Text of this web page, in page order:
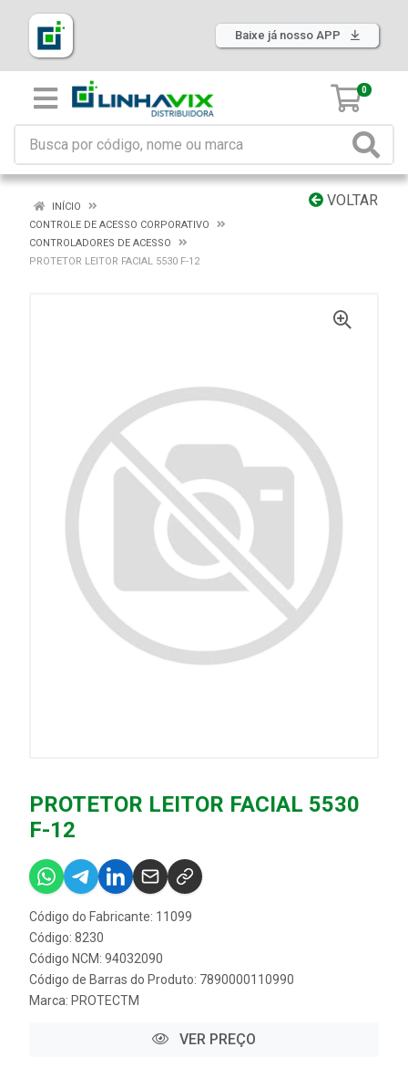
Baixe já nosso APP
0
VOLTAR
INÍCIO
CONTROLE DE ACESSO CORPORATIVO
CONTROLADORES DE ACESSO
PROTETOR LEITOR FACIAL 5530 F-12
PROTETOR LEITOR FACIAL 5530
F-12
Código do Fabricante: 11099
Código: 8230
Código NCM: 94032090
Código de Barras do Produto: 7890000110990
Marca: PROTECTM
VER PREÇO